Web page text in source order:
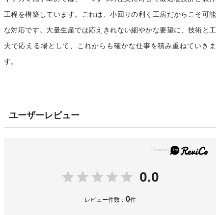
工程を構築しています。これは、小回りの利く工房だからこそ可能
な対応です。大量生産では応えきれない細やかな要望に、技術と工
夫で応える場として、これからも確かな仕事を積み重ねていきま
す。
ユーザーレビュー
0.0
レビュー件数： 0件